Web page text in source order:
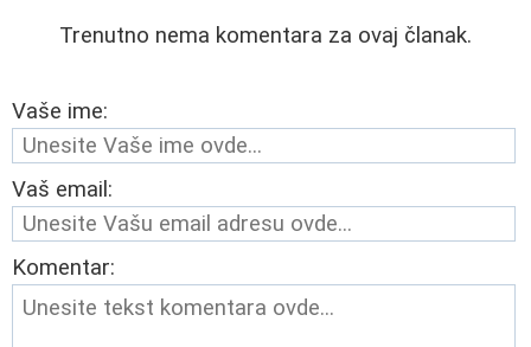
Trenutno nema komentara za ovaj članak.
Vaše ime:
Vaš email:
Komentar: